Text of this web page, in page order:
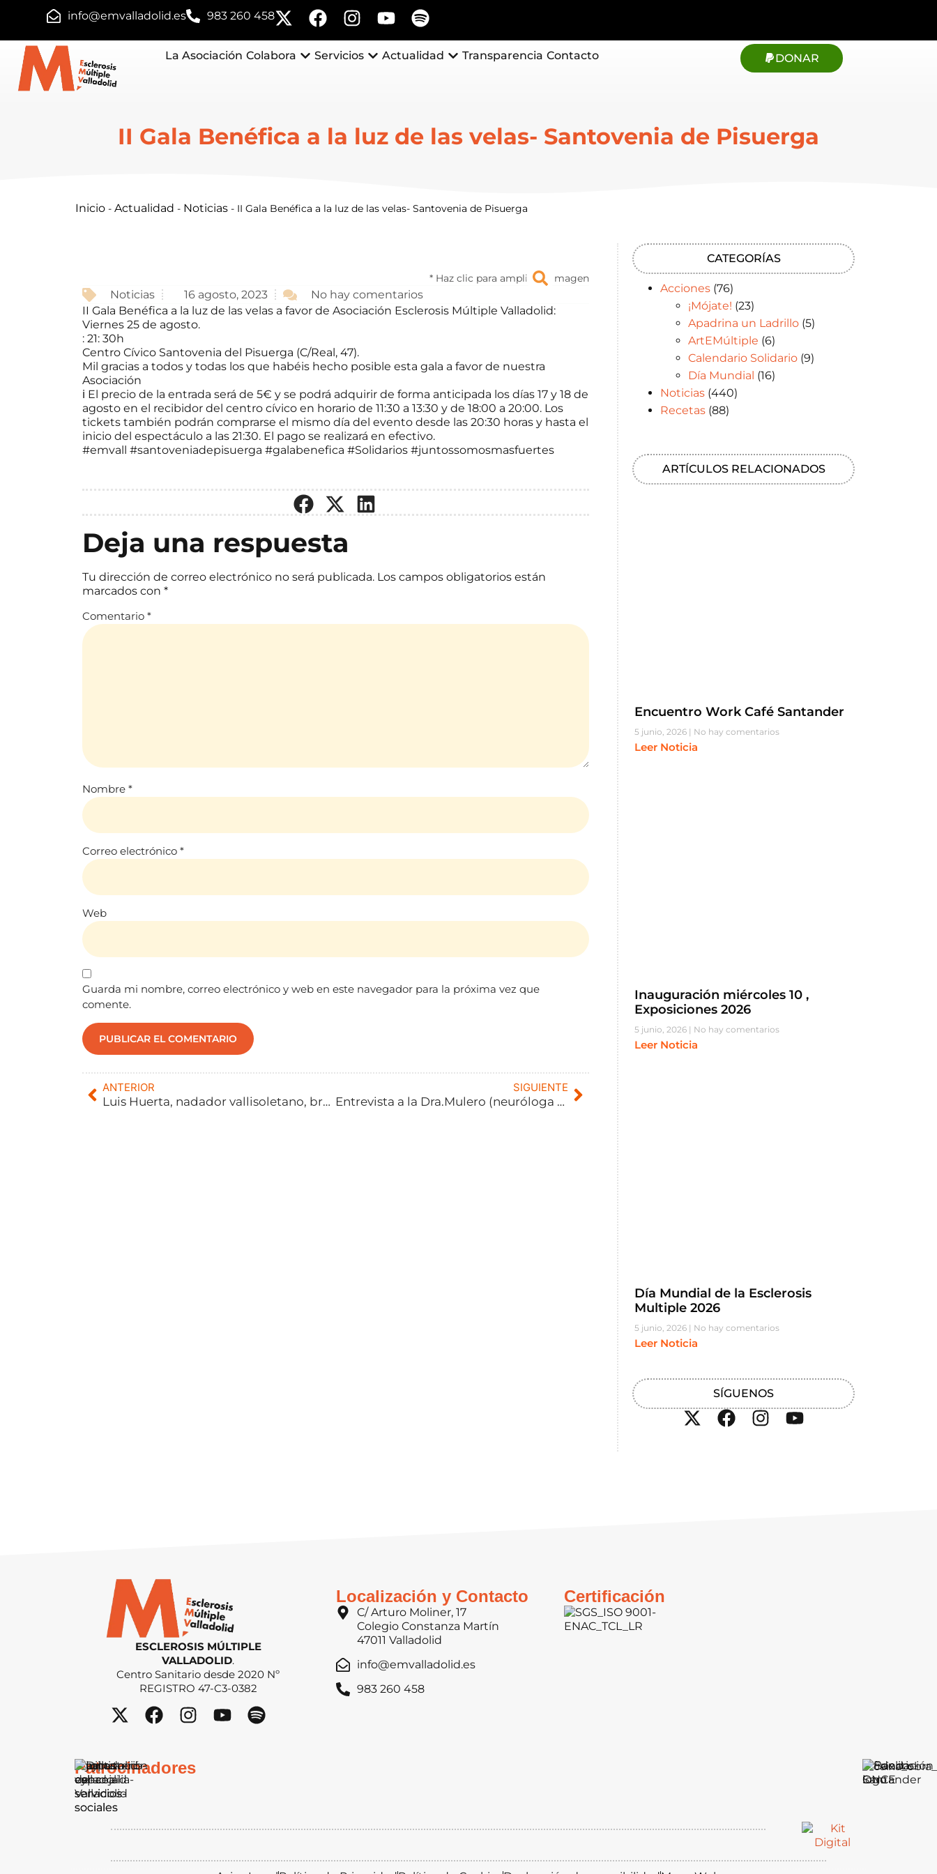
info@emvalladolid.es 983 260 458
La Asociación Colabora Servicios Actualidad Transparencia Contacto DONAR
II Gala Benéfica a la luz de las velas- Santovenia de Pisuerga
Inicio- Actualidad - Noticias- II Gala Benéfica a la luz de las velas- Santovenia de Pisuerga
* Haz clic para ampliar la imagen
Noticias 16 agosto, 2023
No hay comentarios
II Gala Benéfica a la luz de las velas a favor de Asociación Esclerosis Múltiple Valladolid:
Viernes 25 de agosto.
: 21: 30h
Centro Cívico Santovenia del Pisuerga (C/Real, 47).
Mil gracias a todos y todas los que habéis hecho posible esta gala a favor de nuestra
Asociación
ℹ️ El precio de la entrada será de 5€ y se podrá adquirir de forma anticipada los días 17 y 18 de
agosto en el recibidor del centro cívico en horario de 11:30 a 13:30 y de 18:00 a 20:00. Los
tickets también podrán comprarse el mismo día del evento desde las 20:30 horas y hasta el
inicio del espectáculo a las 21:30. El pago se realizará en efectivo.
#emvall
#santoveniadepisuerga #galabenefica #Solidarios #juntossomosmasfuertes
Deja una respuesta
Tu dirección de correo electrónico no será publicada. Los campos obligatorios están
marcados con *
Comentario *
Nombre *
Correo electrónico *
Web
Guarda mi nombre, correo electrónico y web en este navegador para la próxima vez que
comente.
ANTERIOR
Luis Huerta, nadador vallisoletano, bronce en el Mundial de Manchester.
SIGUIENTE
Entrevista a la Dra.Mulero (neuróloga del Hospital Clínico Universitario de Valladolid).
CATEGORÍAS
Acciones(76)
¡Mójate! (23)
Apadrina un Ladrillo(5)
ArtEMúltiple (6)
Calendario Solidario(9)
Día Mundial (16)
Noticias(440)
Recetas(88)
ARTÍCULOS RELACIONADOS
Encuentro Work Café Santander
5 junio, 2026 No hay comentarios
Leer Noticia
Inauguración miércoles 10 ,
Exposiciones 2026
5 junio, 2026 No hay comentarios
Leer Noticia
Día Mundial de la Esclerosis
Multiple 2026
5 junio, 2026 No hay comentarios
Leer Noticia
SÍGUENOS
ESCLEROSIS MÚLTIPLE
VALLADOLID.
Centro Sanitario desde 2020 Nº
REGISTRO 47-C3-0382
Localización y Contacto
C/ Arturo Moliner, 17
Colegio Constanza Martín
47011 Valladolid
info@emvalladolid.es
983 260 458
Certificación
Patrocinadores